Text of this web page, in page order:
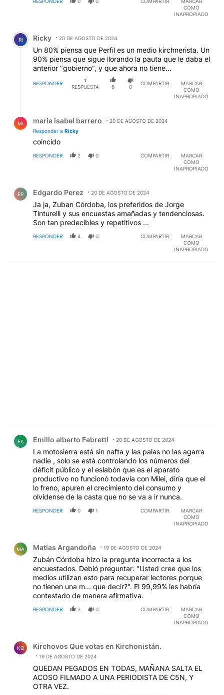
COMO
INAPROPIADO
Comentario de Ricky .
RI Ricky 20 DE AGOSTO DE 2024
Un 80% piensa que Perfil es un medio kirchnerista. Un
90% piensa que sigue llorando la pauta que le daba el
anterior "gobierno", y que ahora no tiene...
RESPONDER
1
RESPUESTA
6 0
COMPARTIR
MARCAR
COMO
INAPROPIADO
MI maria isabel barrero
20 DE AGOSTO DE 2024
Responder a Ricky
coincido
RESPONDER 2 0 COMPARTIR
MARCAR
COMO
INAPROPIADO
EP Edgardo Perez 20 DE AGOSTO DE 2024
Ja ja, Zuban Córdoba, los preferidos de Jorge
Tinturelli y sus encuestas amañadas y tendenciosas.
Son tan predecibles y repetitivos ...
RESPONDER 4 0 COMPARTIR
MARCAR
COMO
INAPROPIADO
EA Emilio alberto Fabretti 20 DE AGOSTO DE 2024
La motosierra está sin nafta y las palas no las agarra
nadie , solo se está controlando los números del
déficit público y el eslabón que es el aparato
productivo no funcionó todavía con Milei, diría que el
lo freno, apuren el crecimiento del consumo y
olvídense de la casta que no se va a ir nunca.
RESPONDER 0 1 COMPARTIR
MARCAR
COMO
INAPROPIADO
MA Matias Argandoña 19 DE AGOSTO DE 2024
Zubán Córdoba hizo la pregunta incorrecta a los
encuestados. Debió preguntar: "Usted cree que los
medios utilizan esto para recuperar lectores porque
no tienen una m... que decir?". El 99,99% les habría
contestado de manera afirmativa.
RESPONDER 3 0 COMPARTIR
MARCAR
COMO
INAPROPIADO
KQ Kirchovos Que votas en Kirchonistán.
19 DE AGOSTO DE 2024
QUEDAN PEGADOS EN TODAS, MAÑANA SALTA EL
ACOSO FILMADO A UNA PERIODISTA DE C5N, Y
OTRA VEZ.